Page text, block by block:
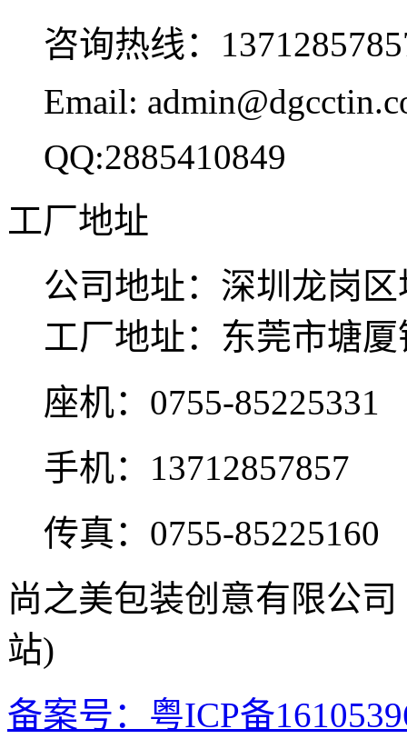
咨询热线：
Email:
QQ:2885410849
工厂地址
公司地址：深圳龙岗
工厂地址：东莞市塘
座机：0755-85225331
手机：13712857857
传真：0755-85225160
尚之美包装创意有限公
站)
备案号：粤ICP备